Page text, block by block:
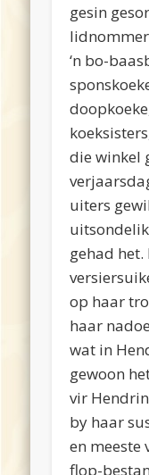
gesin
‘n bo-
die winkel
uiters
gehad het.
op haar
haar
wat in
gewoon
vir
by haar
en meeste
flop-